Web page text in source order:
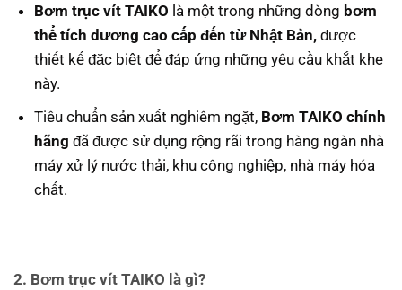
Bơm trục vít TAIKO là một trong những dòng bơm
thể tích dương cao cấp đến từ Nhật Bản,được
thiết kế đặc biệt để đáp ứng những yêu cầu khắt khe
này.
Tiêu chuẩn sản xuất nghiêm ngặt, Bơm TAIKO chính
hãng đã được sử dụng rộng rãi trong hàng ngàn nhà
máy xử lý nước thải, khu công nghiệp, nhà máy hóa
chất.
2. Bơm trục vít TAIKO là gì?